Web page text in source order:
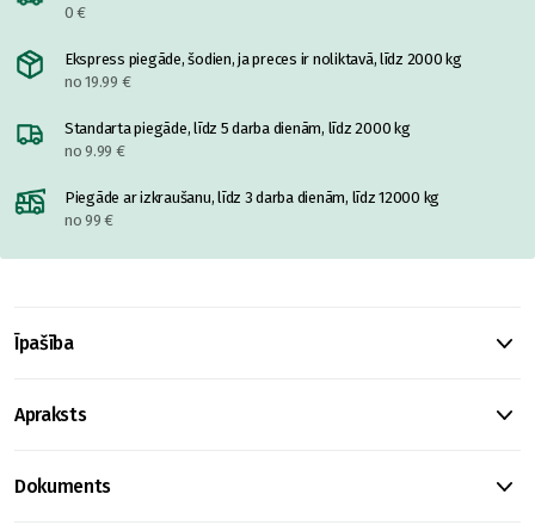
0 €
Ekspress piegāde, šodien, ja preces ir noliktavā, līdz 2000 kg
no 19.99 €
Standarta piegāde, līdz 5 darba dienām, līdz 2000 kg
no 9.99 €
Piegāde ar izkraušanu, līdz 3 darba dienām, līdz 12000 kg
no 99 €
Īpašība
Apraksts
Dokuments